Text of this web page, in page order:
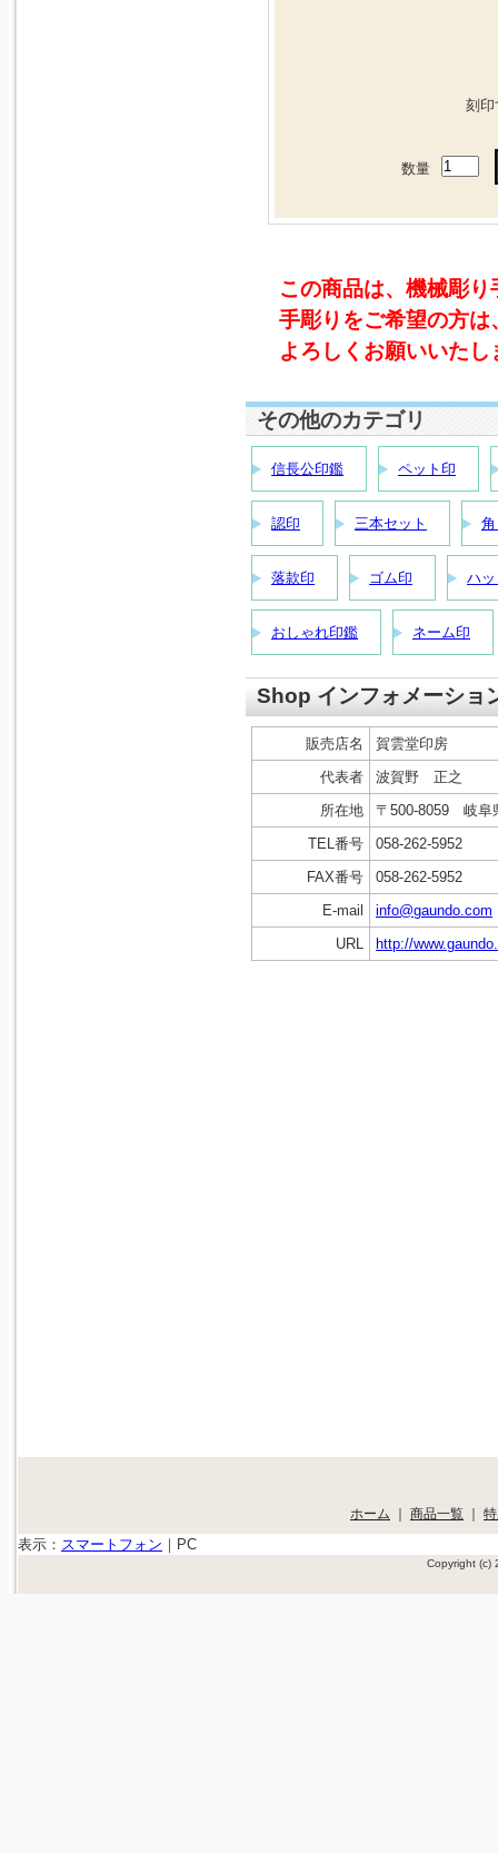
刻印
数量
この商品は、機械彫
手彫りをご希望の方
よろしくお願いいたし
その他のカテゴリ
信長公印鑑 ペット印
認印 三本セット
落款印 ゴム印 ハ
おしゃれ印鑑 ネーム印
Shop インフォメーショ
販売店名
賀雲堂印房
代表者
波賀野 正之
所在地
〒500-8059 岐阜
TEL番号
058-262-5952
FAX番号
058-262-5952
E-mail
info@gaundo.com
URL
http://
ホーム ｜ 商品一覧 ｜
表示： スマートフォン ｜ PC
Copyright (c)